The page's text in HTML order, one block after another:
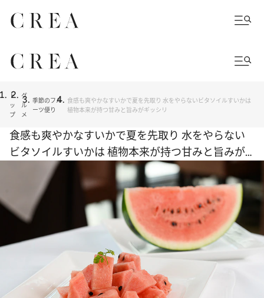
ト
ッ
プ
グ
ル
メ
季節のフル
ーツ便り
食感も爽やかなすいかで夏を先取り 水をやらないビタソイルすいかは
植物本来が持つ甘みと旨みがギッシリ
食感も爽やかなすいかで夏を先取り 水をやらない
ビタソイルすいかは 植物本来が持つ甘みと旨みが
ギッシリ